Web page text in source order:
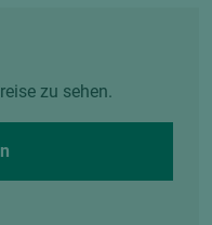
zu sehen.